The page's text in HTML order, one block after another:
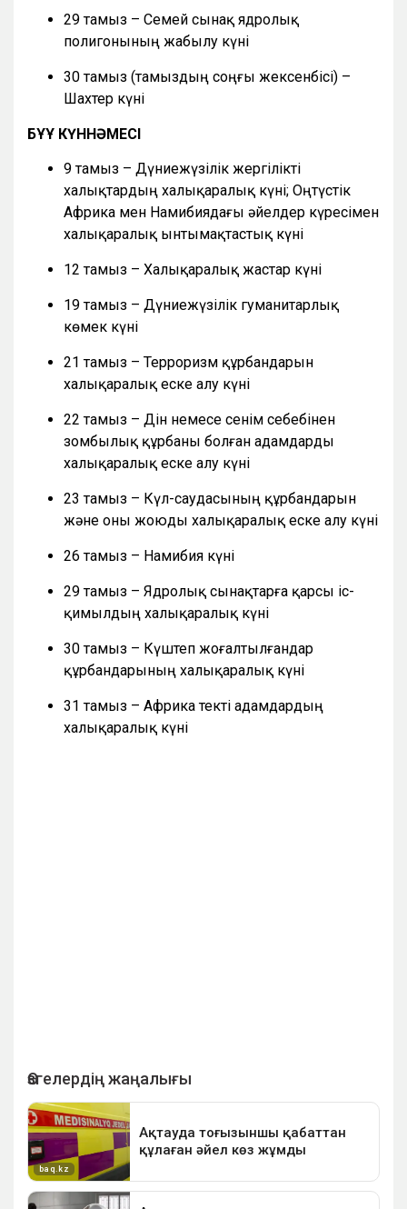
29 тамыз – Семей сынақ ядролық
полигонының жабылу күні
30 тамыз (тамыздың соңғы жексенбісі) –
Шахтер күні
БҰҰ КҮННӘМЕСІ
9 тамыз – Дүниежүзілік жергілікті
халықтардың халықаралық күні; Оңтүстік
Африка мен Намибиядағы әйелдер күресімен
халықаралық ынтымақтастық күні
12 тамыз – Халықаралық жастар күні
19 тамыз – Дүниежүзілік гуманитарлық
көмек күні
21 тамыз – Терроризм құрбандарын
халықаралық еске алу күні
22 тамыз – Дін немесе сенім себебінен
зомбылық құрбаны болған адамдарды
халықаралық еске алу күні
23 тамыз – Күл-саудасының құрбандарын
және оны жоюды халықаралық еске алу күні
26 тамыз – Намибия күні
29 тамыз – Ядролық сынақтарға қарсы іс-
қимылдың халықаралық күні
30 тамыз – Күштеп жоғалтылғандар
құрбандарының халықаралық күні
31 тамыз – Африка текті адамдардың
халықаралық күні